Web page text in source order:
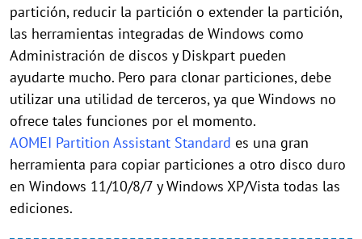
partición, reducir la partición o extender la partición,
las herramientas integradas de Windows como
Administración de discos y Diskpart pueden
ayudarte mucho. Pero para clonar particiones, debe
utilizar una utilidad de terceros, ya que Windows no
ofrece tales funciones por el momento.
AOMEI Partition Assistant Standard es una gran
herramienta para copiar particiones a otro disco duro
en Windows 11/10/8/7 y Windows XP/Vista todas las
ediciones.